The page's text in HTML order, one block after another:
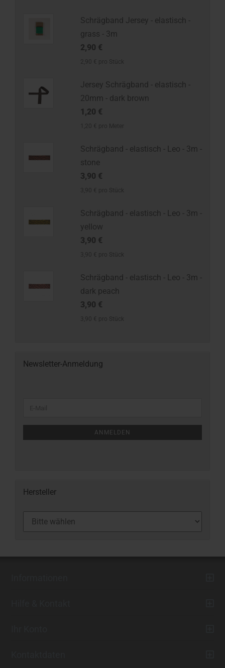
Schrägband Jersey - elastisch -
grass - 3m
2,90 €
Jersey Schrägband - elastisch -
20mm - dark brown
1,20 €
Schrägband - elastisch - Leo - 3m -
stone
3,90 €
Schrägband - elastisch - Leo - 3m -
yellow
3,90 €
Schrägband - elastisch - Leo - 3m -
dark peach
3,90 €
Newsletter-Anmeldung
ANMELDEN
Hersteller